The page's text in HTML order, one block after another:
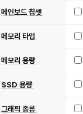
메인보드 칩셋
메모리 타입
메모리 용량
SSD 용량
그래픽 종류